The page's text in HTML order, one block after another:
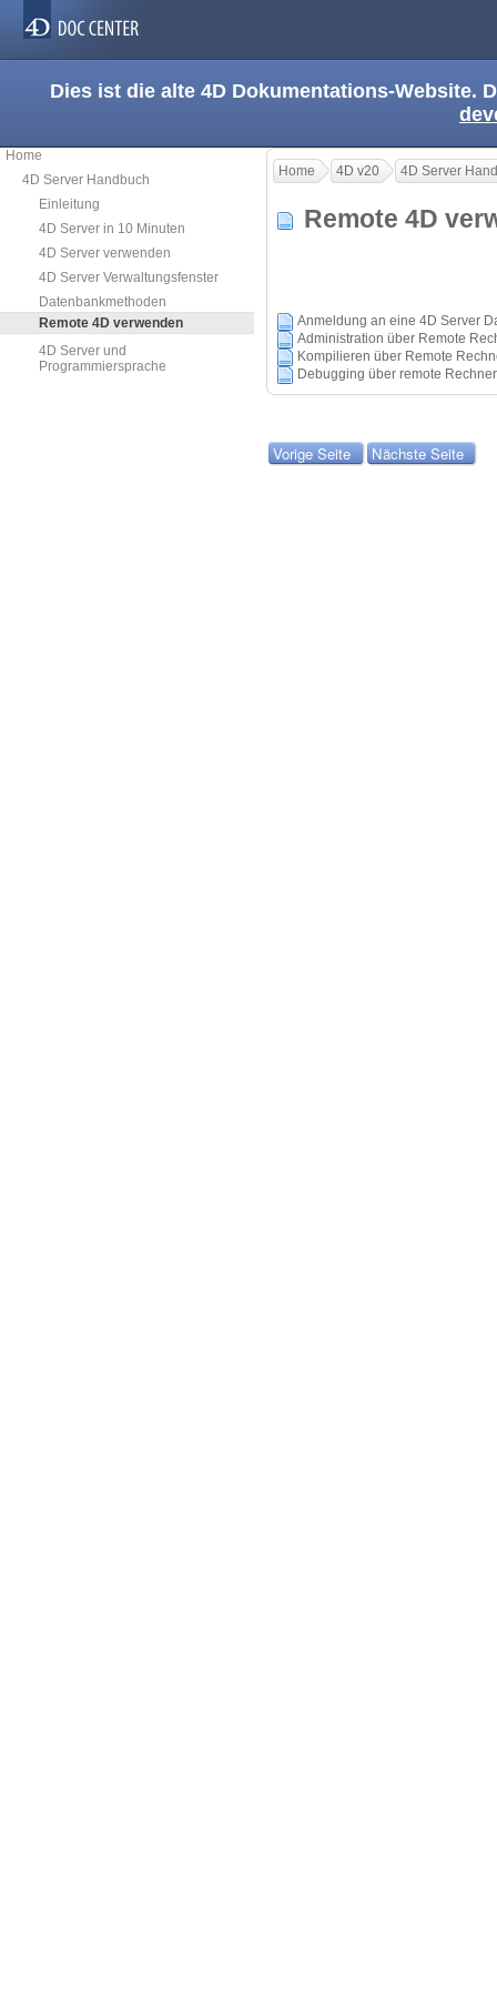
Dies ist die alte 4D Dokumentations-Website.
Home
4D Server Handbuch
Einleitung
4D Server in 10 Minuten
4D Server verwenden
4D Server Verwaltungsfenster
Datenbankmethoden
Remote 4D verwenden
4D Server und
Programmiersprache
Home 4D v20 4D Server
Remote 4D
Anmeldung an eine 4D Server
Administration über Remote
Kompilieren über Remote
Debugging über remote Rechner
Vorige Seite Nächste Seite